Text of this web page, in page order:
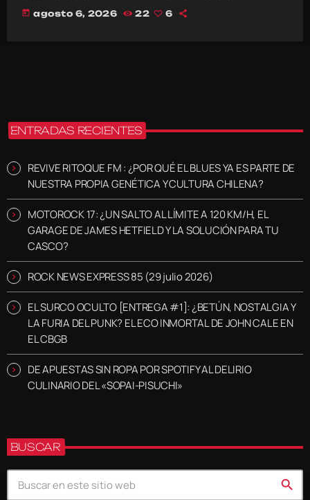
today agosto 6, 2026 22 6
ENTRADAS RECIENTES
REVIVE RITOQUE FM : ¿POR QUÉ EL BLUES YA ES PARTE DE
NUESTRA PROPIA GENÉTICA Y CULTURA CHILENA?
MOTOROCK 17: ¿UN SALTO AL LÍMITE A 120 KM/H, EL
GARAGE DE JAMES HETFIELD Y LA SOLUCIÓN PARA TU
CASCO?
ROCK NEWS EXPRESS 85 (29 julio 2026)
EL SURCO OCULTO [ENTREGA #1]: ¿BETÚN, NOSTALGIA Y
LA FURIA DEL PUNK? EL ECO INMORTAL DE JOHN CALE EN
EL CBGB
DE APUESTAS SIN ROPA POR SPOTIFY AL DELIRIO
CULINARIO DEL «SOPAI-PISUCHI»
BUSCAR
search